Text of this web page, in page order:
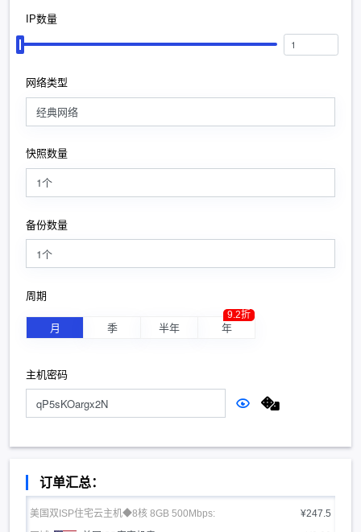
IP数量
网络类型
经典网络
快照数量
1个
备份数量
1个
周期
月 季 半年 年
9.2折
主机密码
订单汇总：
美国双ISP住宅云主机◆8核 8GB 500Mbps:
¥247.5